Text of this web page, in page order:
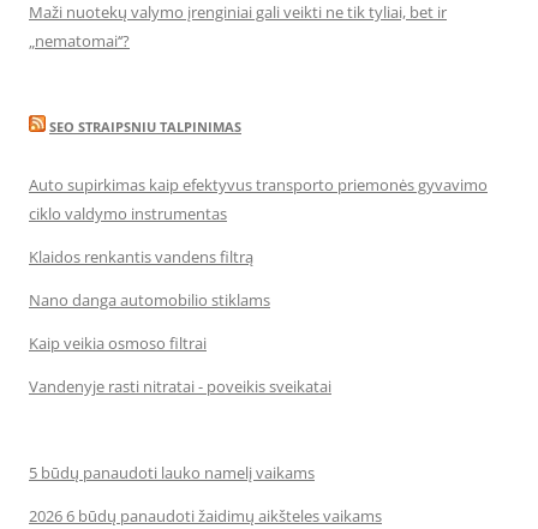
Maži nuotekų valymo įrenginiai gali veikti ne tik tyliai, bet ir
„nematomai‘‘?
SEO STRAIPSNIU TALPINIMAS
Auto supirkimas kaip efektyvus transporto priemonės gyvavimo
ciklo valdymo instrumentas
Klaidos renkantis vandens filtrą
Nano danga automobilio stiklams
Kaip veikia osmoso filtrai
Vandenyje rasti nitratai - poveikis sveikatai
5 būdų panaudoti lauko namelį vaikams
2026 6 būdų panaudoti žaidimų aikšteles vaikams